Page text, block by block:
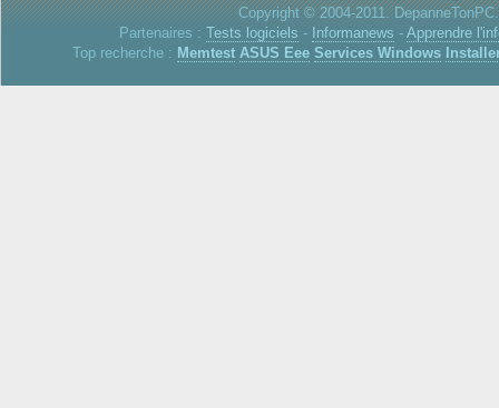
Copyright © 2004-2011.
Partenaires : Tests logiciels - Informanews - Apprendre
Top recherche : Memtest ASUS Eee Services Windows